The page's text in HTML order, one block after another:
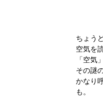
ちょう
空気を
「空気
その謎
かなり
も。